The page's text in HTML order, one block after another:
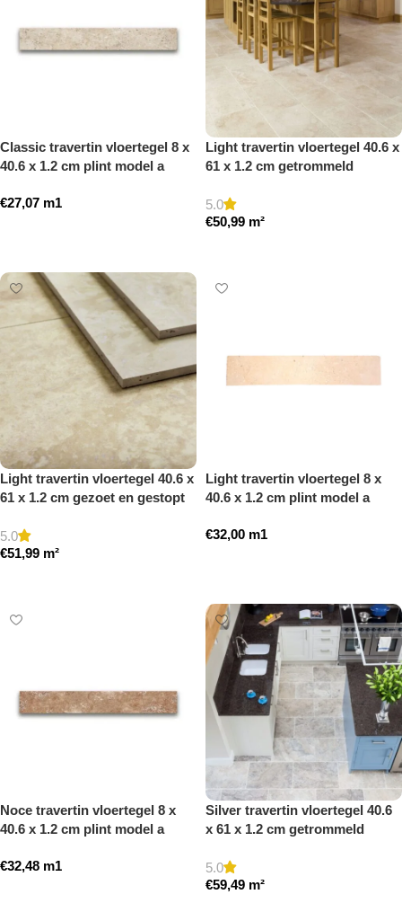
Classic travertin vloertegel 8 x
40.6 x 1.2 cm plint model a
€27,07 m1
Light travertin vloertegel 40.6 x
61 x 1.2 cm getrommeld
5.0
€50,99 m²
Light travertin vloertegel 40.6 x
61 x 1.2 cm gezoet en gestopt
5.0
€51,99 m²
Light travertin vloertegel 8 x
40.6 x 1.2 cm plint model a
€32,00 m1
Noce travertin vloertegel 8 x
40.6 x 1.2 cm plint model a
€32,48 m1
Silver travertin vloertegel 40.6
x 61 x 1.2 cm getrommeld
5.0
€59,49 m²